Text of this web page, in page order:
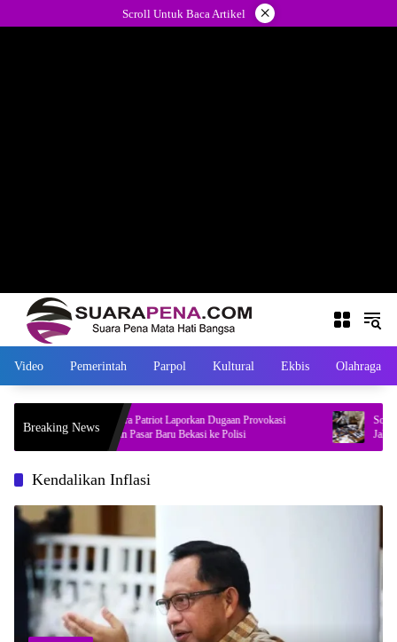
ke
Scroll Untuk Baca Artikel ×
Video Pemerintah Parpol Kultural Ekbis Olahraga
Breaking News
Bos Mitra Patriot Laporkan Dugaan Provokasi
Penataan Pasar Baru Bekasi ke Polisi
Soal Temuan
Jaksel, DPR
Kendalikan Inflasi